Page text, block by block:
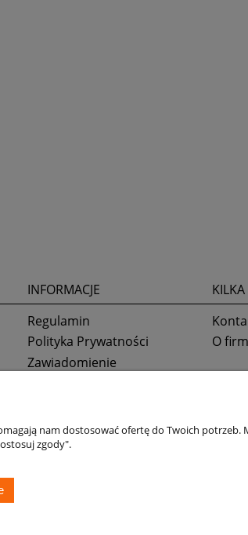
INFORMACJE
Regulamin
Polityka Prywatności
Zawiadomienie
O
nam dostosować ofertę do Twoich
zgody".